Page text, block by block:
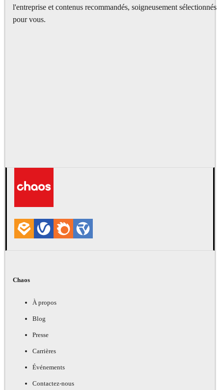
l'entreprise et contenus recommandés, soigneusement sélectionnés
pour vous.
Chaos
À propos
Blog
Presse
Carrières
Événements
Contactez-nous